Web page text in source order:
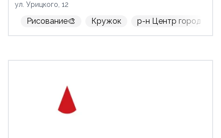
ул. Урицкого, 12
Рисование🎨 Кружок р-н Центр города